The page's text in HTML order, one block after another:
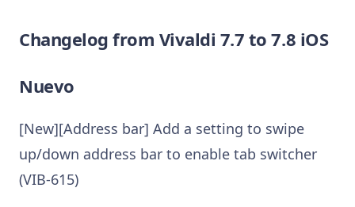
Changelog from Vivaldi 7.7 to 7.8 iOS
Nuevo
[New][Address bar] Add a setting to swipe
up/down address bar to enable tab switcher
(VIB-615)